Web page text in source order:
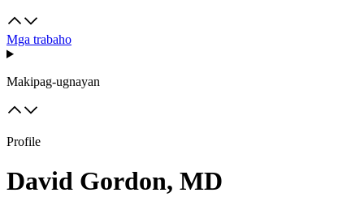
Mga trabaho
Makipag-ugnayan
Profile
David Gordon, MD